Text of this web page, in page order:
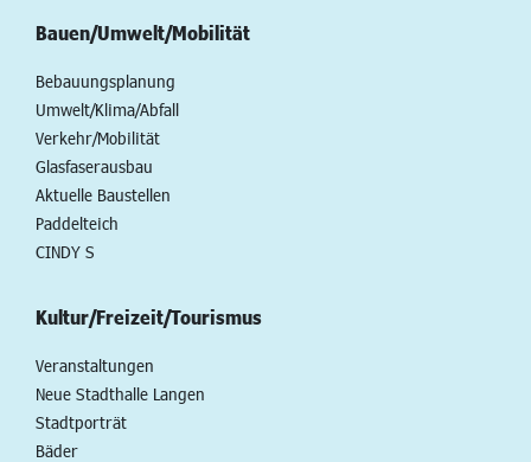
Bauen/Umwelt/Mobilität
Bebauungsplanung
Umwelt/Klima/Abfall
Verkehr/Mobilität
Glasfaserausbau
Aktuelle Baustellen
Paddelteich
CINDY S
Kultur/Freizeit/Tourismus
Veranstaltungen
Neue Stadthalle Langen
Stadtporträt
Bäder